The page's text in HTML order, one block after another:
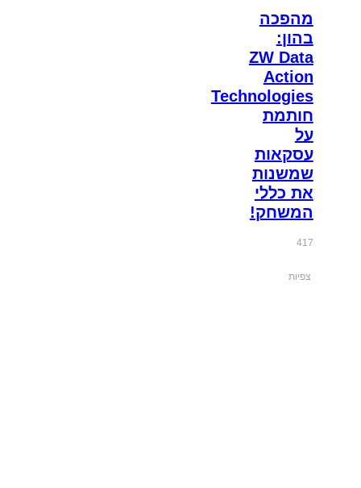
מהפכה
בהון:
ZW Data
Action
Technologies
חותמת
על
עסקאות
שמשנות
את כללי
המשחק!
417
צפיות